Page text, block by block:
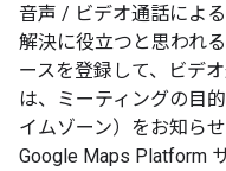
音声 / ビデオ通話によ
解決に役立つと思われ
ースを登録して、ビデ
は、ミーティングの目
イムゾーン）をお知ら
Google Maps Platform